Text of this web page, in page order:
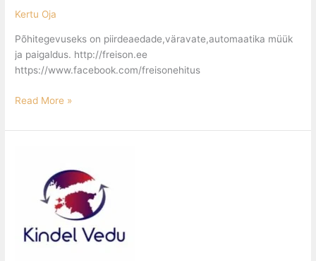
Kertu Oja
Põhitegevuseks on piirdeaedade,väravate,automaatika müük
ja paigaldus. http://freison.ee
https://www.facebook.com/freisonehitus
Read More »